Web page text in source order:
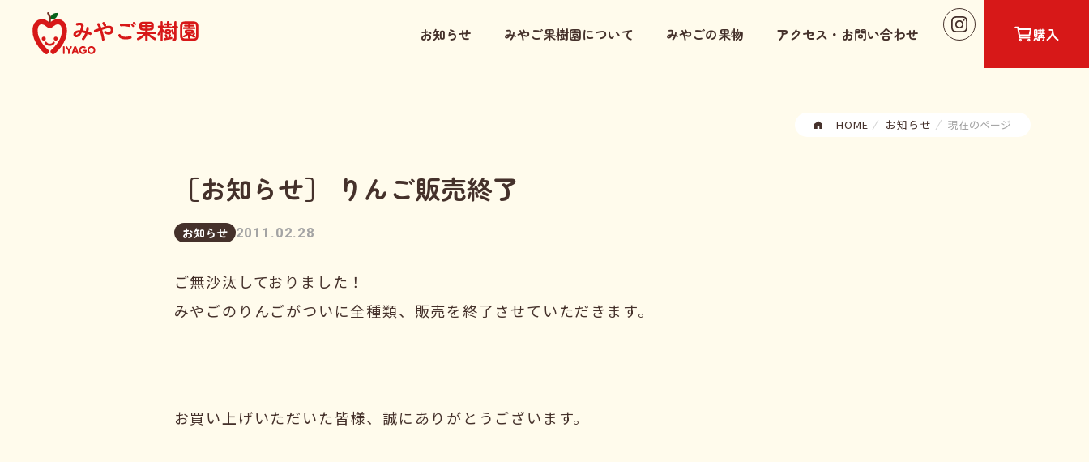
お知らせ みやご果樹園について みやごの果物 アクセス・お問い合わせ 購入
HOME お知らせ 現在のページ
［お知らせ］ りんご販売終了
お知らせ 2011.02.28
ご無沙汰しておりました！
みやごのりんごがついに全種類、販売を終了させていただきます。
お買い上げいただいた皆様、誠にありがとうございます。